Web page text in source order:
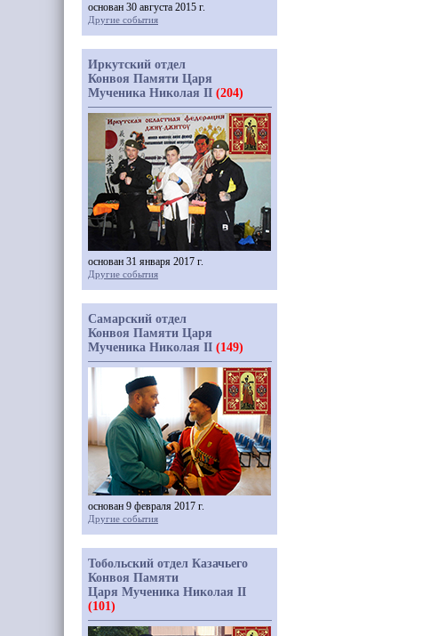
основан 30 августа 2015 г.
Другие события
Иркутский отдел
Конвоя Памяти Царя
Мученика Николая II (204)
основан 31 января 2017 г.
Другие события
Самарский отдел
Конвоя Памяти Царя
Мученика Николая II (149)
основан 9 февраля 2017 г.
Другие события
Тобольский отдел Казачьего
Конвоя Памяти
Царя Мученика Николая II
(101)